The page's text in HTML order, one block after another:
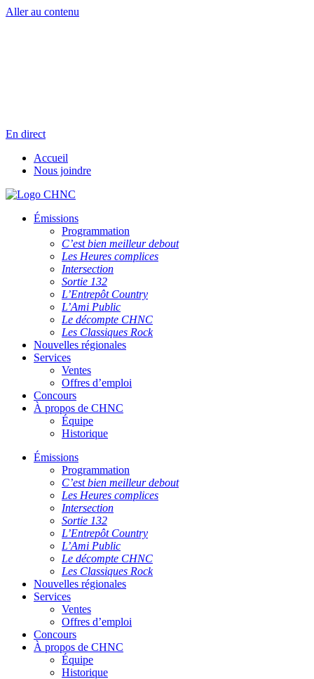
Aller au contenu
En direct
Accueil
Nous joindre
Émissions
Programmation
C’est bien meilleur debout
Les Heures complices
Intersection
Sortie 132
L’Entrepôt Country
L’Ami Public
Le décompte CHNC
Les Classiques Rock
Nouvelles régionales
Services
Ventes
Offres d’emploi
Concours
À propos de CHNC
Équipe
Historique
Émissions
Programmation
C’est bien meilleur debout
Les Heures complices
Intersection
Sortie 132
L’Entrepôt Country
L’Ami Public
Le décompte CHNC
Les Classiques Rock
Nouvelles régionales
Services
Ventes
Offres d’emploi
Concours
À propos de CHNC
Équipe
Historique